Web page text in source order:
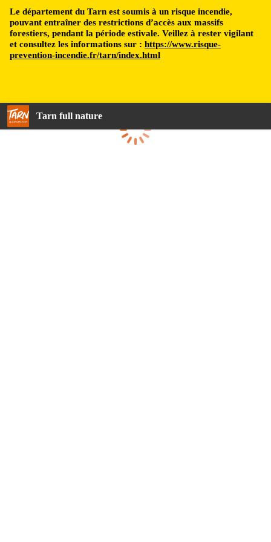
Le département du Tarn est soumis à un risque incendie,
pouvant entraîner des restrictions d’accès aux massifs
forestiers, pendant la période estivale. Veillez à rester vigilant
et consultez les informations sur : https://www.risque-
prevention-incendie.fr/tarn/index.html
Tarn full nature
Loading